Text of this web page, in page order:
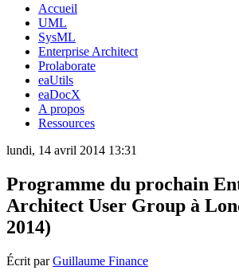
Accueil
UML
SysML
Enterprise Architect
Prolaborate
eaUtils
eaDocX
A propos
Ressources
lundi, 14 avril 2014 13:31
Programme du prochain
Architect User Group à
2014)
Écrit parGuillaume Finance